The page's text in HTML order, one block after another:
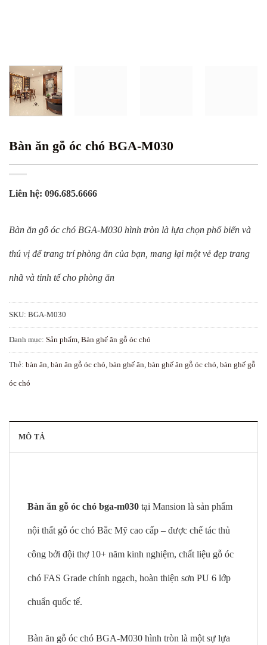
Bàn ăn gỗ óc chó BGA-M030
Liên hệ: 096.685.6666
Bàn ăn gỗ óc chó BGA-M030 hình tròn là lựa chọn phổ biến và
thú vị để trang trí phòng ăn của bạn, mang lại một vẻ đẹp trang
nhã và tinh tế cho phòng ăn
SKU: BGA-M030
Danh mục: Sản phẩm Bàn ghế ăn gỗ óc chó
Thẻ: bàn ăn bàn ăn gỗ óc chó bàn ghế ăn bàn ghế ăn gỗ óc chó bàn ghế gỗ
óc chó
MÔ TẢ
Bàn ăn gỗ óc chó bga-m030 tại Mansion là sản phẩm
nội thất gỗ óc chó Bắc Mỹ cao cấp – được chế tác thủ
công bởi đội thợ 10+ năm kinh nghiệm, chất liệu gỗ óc
chó FAS Grade chính ngạch, hoàn thiện sơn PU 6 lớp
chuẩn quốc tế.
Bàn ăn gỗ óc chó BGA-M030 hình tròn là một sự lựa